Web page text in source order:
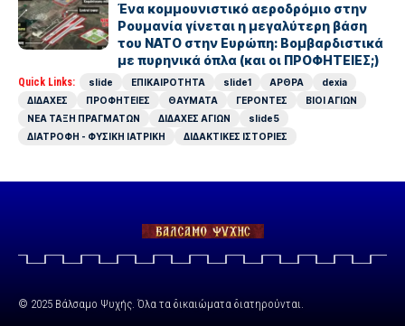
Ένα κομμουνιστικό αεροδρόμιο στην
Ρουμανία γίνεται η μεγαλύτερη βάση
του ΝΑΤΟ στην Ευρώπη: Βομβαρδιστικά
με πυρηνικά όπλα (και οι ΠΡΟΦΗΤΕΙΕΣ;)
Quick Links: slide ΕΠΙΚΑΙΡΟΤΗΤΑ slide1 ΑΡΘΡΑ
dexia
ΔΙΔΑΧΕΣ
ΠΡΟΦΗΤΕΙΕΣ ΘΑΥΜΑΤΑ ΓΕΡΟΝΤΕΣ
ΒΙΟΙ ΑΓΙΩΝ
ΝΕΑ ΤΑΞΗ ΠΡΑΓΜΑΤΩΝ
ΔΙΔΑΧΕΣ ΑΓΙΩΝ
slide5
ΔΙΑΤΡΟΦΗ - ΦΥΣΙΚΗ ΙΑΤΡΙΚΗ
ΔΙΔΑΚΤΙΚΕΣ ΙΣΤΟΡΙΕΣ
© 2025 Βάλσαμο Ψυχής. Όλα τα δικαιώματα διατηρούνται.